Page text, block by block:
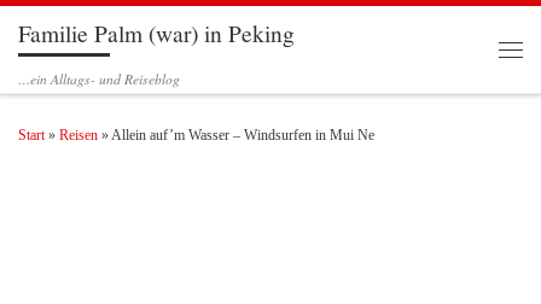
Zum Inhalt springen
Familie Palm (war) in Peking
…ein Alltags- und Reiseblog
Start » Reisen »Allein auf’m Wasser – Windsurfen in Mui Ne